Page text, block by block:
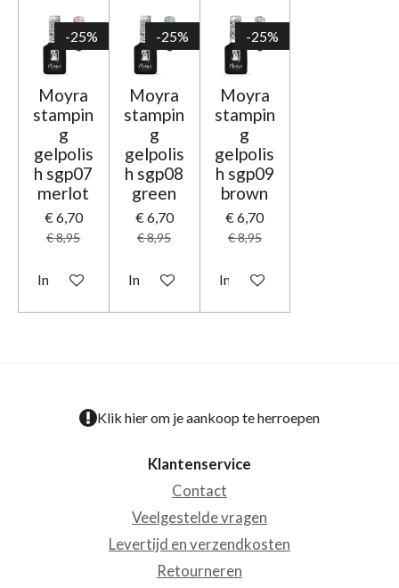
-25%
Moyra
stampin
g
gelpolis
h sgp07
merlot
€ 6,70
€ 8,95
In winkelwagen
-25%
Moyra
stampin
g
gelpolis
h sgp08
green
€ 6,70
€ 8,95
In winkelwagen
-25%
Moyra
stampin
g
gelpolis
h sgp09
brown
€ 6,70
€ 8,95
In winkelwagen
Klik hier om je aankoop te herroepen
Klantenservice
Contact
Veelgestelde vragen
Levertijd en verzendkosten
Retourneren